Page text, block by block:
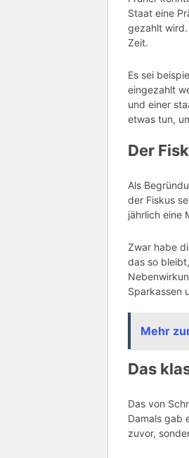
Staat eine
gezahlt
Zeit.
Es sei
eingezahlt
und einer
etwas tun,
Der
Als
der Fiskus
jährlich eine
Zwar habe
das so
Sparkassen
Mehr
Das
Das von
Damals gab
zuvor,